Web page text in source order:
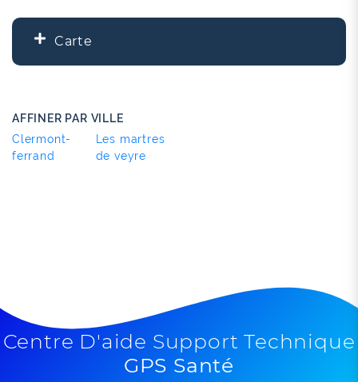
Carte
−
| ©OpenStreetMap contributors
AFFINER PAR VILLE
Clermont-
ferrand
Les martres
de veyre
Centre D'aide Support Technique
GPS Santé